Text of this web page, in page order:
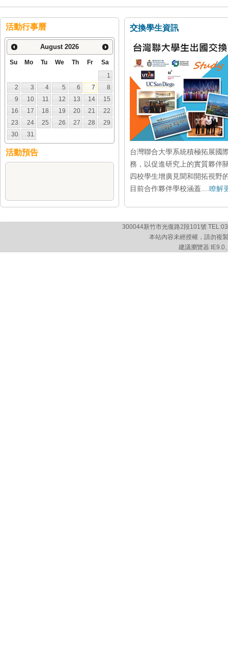
活動行事曆
August 2026
Su Mo Tu We Th Fr
Sa
1
2
3 4 5 6 7
8
9
10 11 12 13 14
15
16
17 18 19 20 21
22
23
24 25 26 27 28
29
30
31
活動預告
交換學生資訊
台灣聯合大學系統積極拓展國
務，以促進研究上的實質夥伴
四校學生增廣見聞和開拓視野
目前合作夥伴學校涵蓋.... 瞭解
300044新竹市光復路2段101號
本站內容未經授權，請勿複
建議瀏覽器:IE9.0